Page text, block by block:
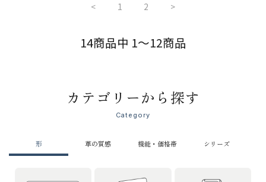
< 1 2 >
14商品中 1～12商品
カテゴリーから探す
Category
形 革の質感 機能・価格帯 シリーズ